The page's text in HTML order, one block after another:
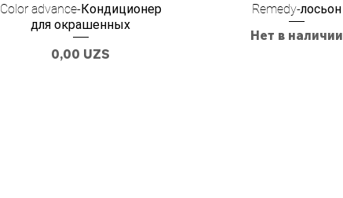
Color advance-Кондиционер
для окрашенных
Цена
0,00 UZS
Remedy-лосьон
Нет в наличии